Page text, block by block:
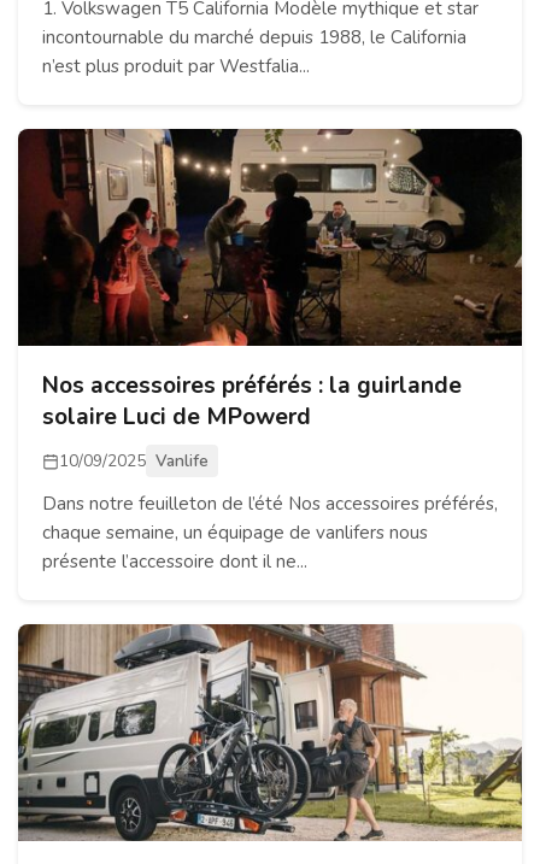
1. Volkswagen T5 California Modèle mythique et star
incontournable du marché depuis 1988, le California
n’est plus produit par Westfalia...
Nos accessoires préférés : la guirlande
solaire Luci de MPowerd
10/09/2025 Vanlife
Dans notre feuilleton de l’été Nos accessoires préférés,
chaque semaine, un équipage de vanlifers nous
présente l’accessoire dont il ne...